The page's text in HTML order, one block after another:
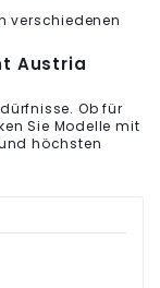
verschiedenen
Austria
Ob für
Sie Modelle mit
höchsten